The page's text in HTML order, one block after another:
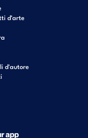
d’arte
d'autore